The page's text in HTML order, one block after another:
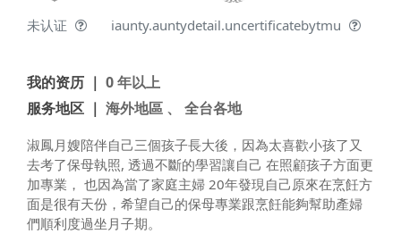
未认证 iaunty.auntydetail.uncertificatebytmu
我的资历 ｜ 0 年以上
服务地区 ｜ 海外地區 、 全台各地
淑鳳月嫂陪伴自己三個孩子長大後，因為太喜歡小孩了又
去考了保母執照, 透過不斷的學習讓自己 在照顧孩子方面更
加專業， 也因為當了家庭主婦 20年發現自己原來在烹飪方
面是很有天份，希望自己的保母專業跟烹飪能夠幫助產婦
們順利度過坐月子期。